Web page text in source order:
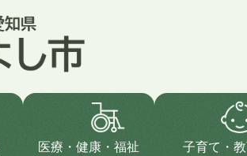
医療・健康・福祉 子育て・